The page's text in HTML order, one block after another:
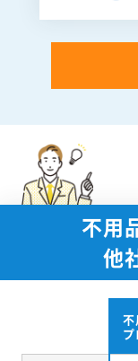
不用
他